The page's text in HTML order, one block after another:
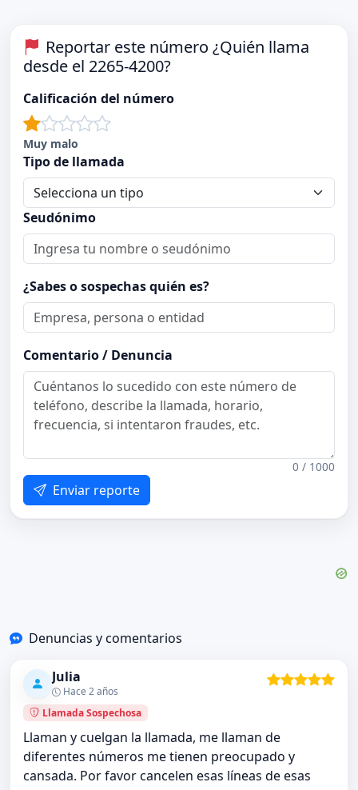
Reportar este número ¿Quién llama
desde el 2265-4200?
Calificación del número
Muy malo
Tipo de llamada
Seudónimo
¿Sabes o sospechas quién es?
Comentario / Denuncia
0 / 1000
Enviar reporte
Denuncias y comentarios
Julia
Hace 2 años
Llamada Sospechosa
Llaman y cuelgan la llamada, me llaman de
diferentes números me tienen preocupado y
cansada. Por favor cancelen esas líneas de esas